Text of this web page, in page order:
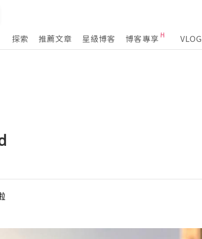
探索
推薦文章 星級博客 博客專享 VLOG